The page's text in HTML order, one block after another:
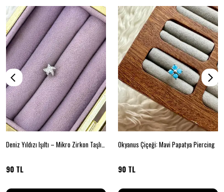
Deniz Yıldızı Işıltı – Mikro Zirkon Taşlı Çelik Piercing
90 TL
Okyanus Çiçeği: Mavi Papatya Piercing
90 TL